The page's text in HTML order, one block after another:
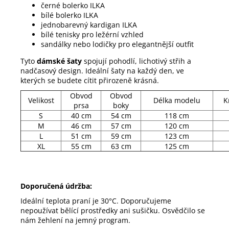
černé bolerko ILKA
bílé bolerko ILKA
jednobarevný kardigan ILKA
bílé tenisky pro ležérní vzhled
sandálky nebo lodičky pro elegantnější outfit
Tyto dámské šaty spojují pohodlí, lichotivý střih a
nadčasový design. Ideální šaty na každý den, ve
kterých se budete cítit přirozeně krásná.
Velikost
Obvod
prsa
Obvod
boky
Délka modelu
S
40 cm 54 cm
118 cm
M
46 cm 57 cm
120 cm
L
51 cm 59 cm
123 cm
XL
55 cm 63 cm 125 cm
Doporučená údržba:
Ideální teplota praní je 30°C. Doporučujeme
nepoužívat bělící prostředky ani sušičku. Osvědčilo se
nám žehlení na jemný program.